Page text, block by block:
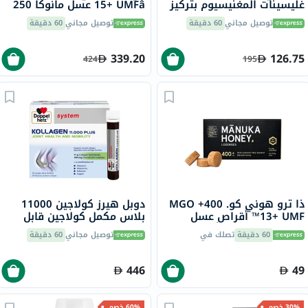
غليسينات المغنيسيوم بتركيز
350 ملجم لصحة العظام
والعضلات حزمة من 120
توصيل مجاني60 دقيقة
126.75
195
15+ UMFâ عسل مانوكا 250
جرام توصيل مجاني60 دقيقة
339.20
424
ذا ترو هوني كو. 400+ MGO
13+ UMF™ أقراص عسل
مانوكا 2.8 جرام 8 أقراص60 دقيقة تصلك في
49
دوبل هيرز كولاجين 11000
بلاس مكمل كولاجين قابل
للشرب لصحة المفاصل، قوارير
جرعة واحدة حزمة من 30 توصيل مجاني60 دقيقة
446